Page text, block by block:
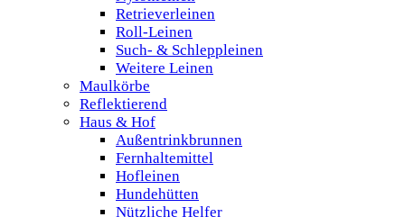
Retrieverleinen
Roll-Leinen
Such- & Schleppleinen
Weitere Leinen
Maulkörbe
Reflektierend
Haus & Hof
Außentrinkbrunnen
Fernhaltemittel
Hofleinen
Hundehütten
Nützliche Helfer